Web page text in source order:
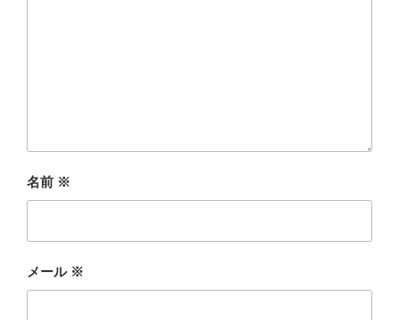
名前 ※
メール ※